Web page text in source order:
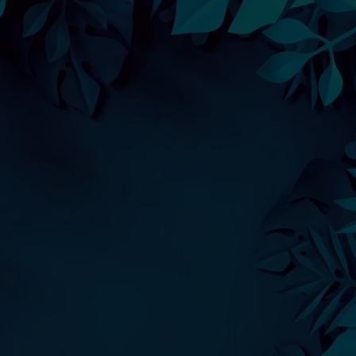
lokalach usługowych.
Łatwy montaż i możliwość
wpisuje się w Twoje potrzeby.